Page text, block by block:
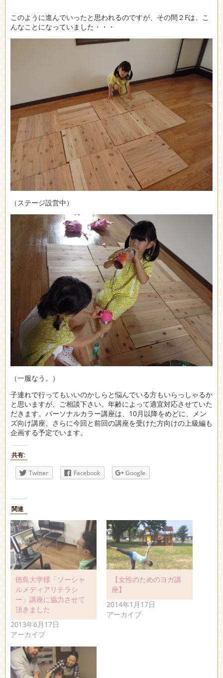
このように進んでいったと思われるのですが、その間２Fは、こ
んなことになっていました・・・
（ステージ設営中）
（一服なう。）
子連れで行ってもいいのかしらと悩んでいる方もいらっしゃるか
と思いますが、ご相談下さい。年齢によって適宜対応させていた
だきます。パーソナルカラー講座は、10月以降をめどに、メン
ズ向け講座、さらに今回と前回の講座を受けた方向けの上級編も
企画する予定でいます。
共有:
Twitter Facebook Google
関連
徳島大学様「ソーシャ
ルメディアリテラシ
ー」講座に協力させて
頂きました
2013年6月17日
アーカイブ
【女性のためのヨガ講
座】
2014年1月17日
アーカイブ